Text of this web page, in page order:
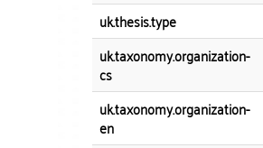
uk.thesis.type
uk.taxonomy.organization-
cs
uk.taxonomy.organization-
en